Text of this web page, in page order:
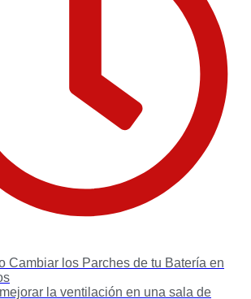
Cambiar los Parches de tu Batería en
la ventilación en una sala de